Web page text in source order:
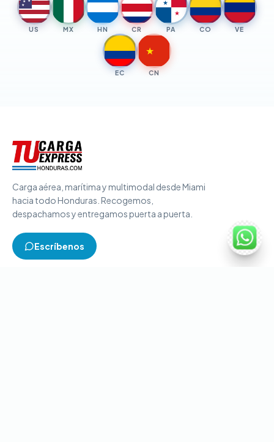
★
★
US MX HN CR
★
★
PA CO VE
EC
★
CN
Carga aérea, marítima y multimodal desde Miami
hacia todo Honduras. Recogemos,
despachamos y entregamos puerta a puerta.
Escríbenos